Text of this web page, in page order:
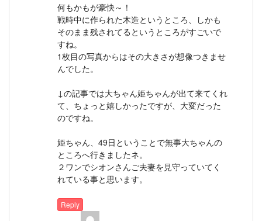
何もかもが豪快～！
戦時中に作られた木造というところ、しかも
そのまま残されてるというところがすごいで
すね。
1枚目の写真からはその大きさが想像つきませ
んでした。
↓の記事では大ちゃん姫ちゃんが出て来てくれ
て、ちょっと嬉しかったですが、大変だった
のですね。
姫ちゃん、49日ということで無事大ちゃんの
ところへ行きましたネ。
２ワンでシオンさんご夫妻を見守っていてく
れている事と思います。
Reply